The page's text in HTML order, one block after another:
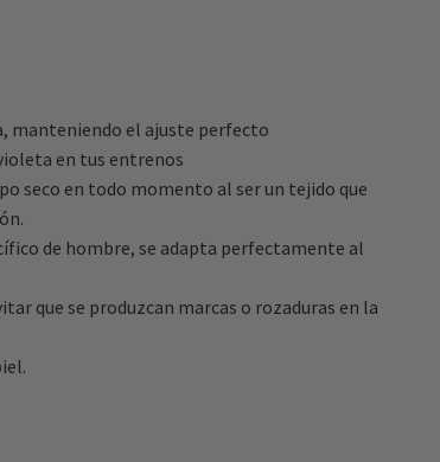
manteniendo el ajuste perfecto
en tus entrenos
seco en todo momento al ser un tejido que
de hombre, se adapta perfectamente al
que se produzcan marcas o rozaduras en la